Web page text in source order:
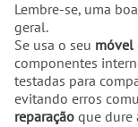
Lembre-se, uma
geral.
Se usa o seu móvel
componentes
testadas para
evitando erros
reparação que dure